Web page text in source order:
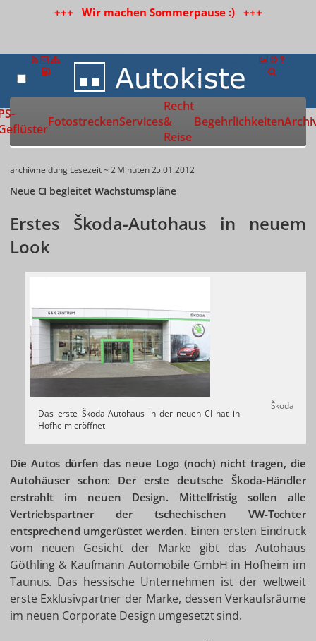
+++ Wir machen Sommerpause :) +++
Zur Startseite
FotostreckenServices
Recht
&
Reise
Begehrlichkeiten
archivmeldung Lesezeit ~ 2 Minuten25.01.2012
Neue CI begleitet Wachstumspläne
Erstes Škoda-Autohaus in neuem
Look
Škoda
Das erste Škoda-Autohaus in der neuen CI hat in
Hofheim eröffnet
Die Autos dürfen das neue Logo (noch) nicht tragen, die
Autohäuser schon: Der erste deutsche Škoda-Händler
erstrahlt im neuen Design. Mittelfristig sollen alle
Vertriebspartner der tschechischen VW-Tochter
entsprechend umgerüstet werden. Einen ersten Eindruck
vom neuen Gesicht der Marke gibt das Autohaus
Göthling & Kaufmann Automobile GmbH in Hofheim im
Taunus. Das hessische Unternehmen ist der weltweit
erste Exklusivpartner der Marke, dessen Verkaufsräume
im neuen Corporate Design umgesetzt sind.